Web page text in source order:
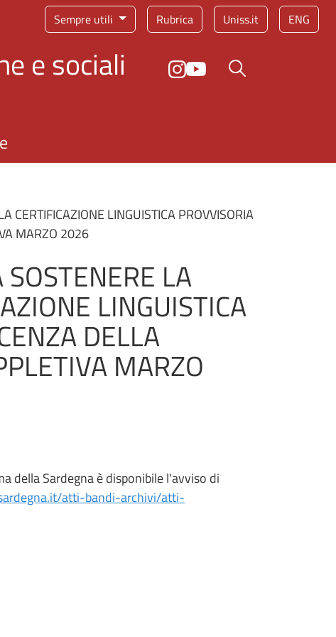
Sempre utili Rubrica Uniss.it ENG
e sociali Bottone cerca
CERTIFICAZIONE LINGUISTICA PROVVISORIA
MARZO 2026
LA
LINGUISTICA
DELLA
MARZO
della Sardegna è disponibile l'avviso di
atti-bandi-archivi/atti-